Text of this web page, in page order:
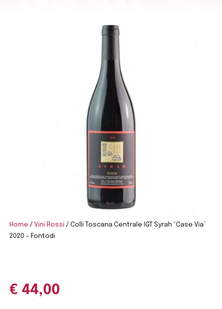
Home / Vini Rossi / Colli Toscana Centrale IGT Syrah “Case Via”
2020 – Fontodi
€ 44,00